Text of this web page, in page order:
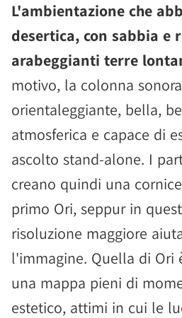
L'ambientazione che
desertica, con sabbia e
arabeggianti terre
motivo, la colonna
orientaleggiante, bella,
atmosferica e capace di
ascolto stand-alone. I
creano quindi una
primo Ori, seppur in
risoluzione maggiore
l'immagine. Quella di Ori
una mappa pieni di
estetico, attimi in cui le